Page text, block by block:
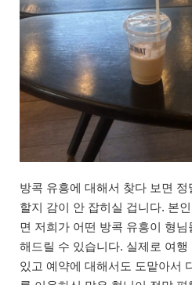
방콕 유흥에 대해서 찾다 보면
할지 감이 안 잡히실 겁니다. 본
면 저희가 어떤 방콕 유흥이 형
해드릴 수 있습니다. 실제로 여
있고 예약에 대해서도 도맡아서